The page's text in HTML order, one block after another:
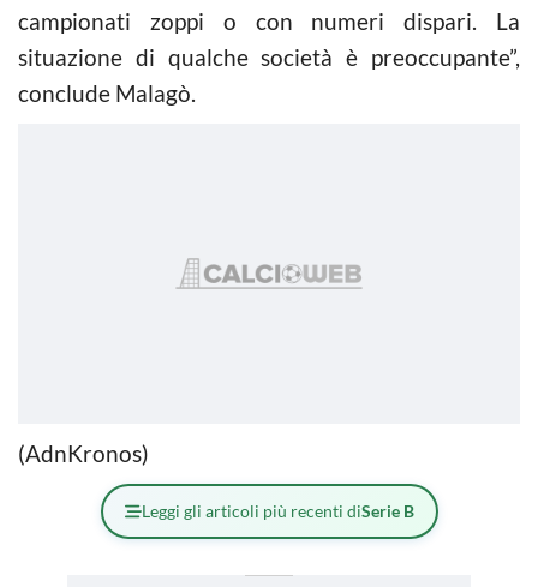
campionati zoppi o con numeri dispari. La
situazione di qualche società è preoccupante”,
conclude Malagò.
(AdnKronos)
Leggi gli articoli più recenti diSerie B